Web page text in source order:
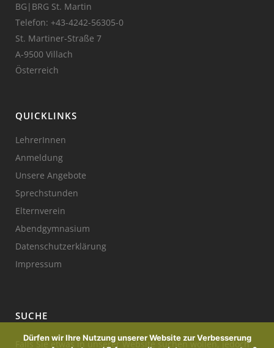
BG|BRG St. Martin
Telefon: +43-4242-56305-0
St. Martiner-Straße 7
A-9500 Villach
Österreich
QUICKLINKS
LehrerInnen
Anmeldung
Unsere Angebote
Sprechstunden
Elternverein
Abendgymnasium
Datenschutzerklärung
Impressum
SUCHE
Falls Sie etwas in unserer Website suchen wollen, jedoch
Dürfen wir Ihre Nutzung unserer Website zur Verbesserung